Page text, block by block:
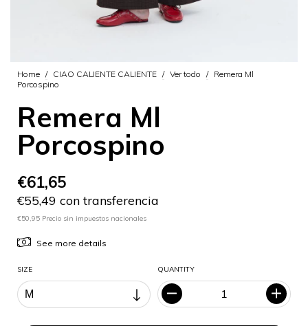
Home / CIAO CALIENTE CALIENTE / Ver todo / Remera Ml
Porcospino
Remera Ml
Porcospino
€61,65
€55,49 con transferencia
€50,95 Precio sin impuestos nacionales
See more details
SIZE QUANTITY